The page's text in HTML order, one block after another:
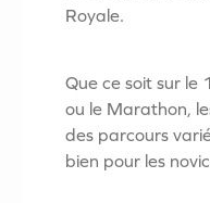
Royale.
Que ce soit sur le
ou le Marathon,
des parcours
bien pour les